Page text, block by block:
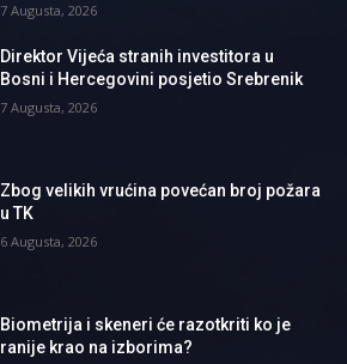
7 Augusta, 2026
Direktor Vijeća stranih investitora u
Bosni i Hercegovini posjetio Srebrenik
7 Augusta, 2026
Zbog velikih vrućina povećan broj požara
u TK
6 Augusta, 2026
Biometrija i skeneri će razotkriti ko je
ranije krao na izborima?